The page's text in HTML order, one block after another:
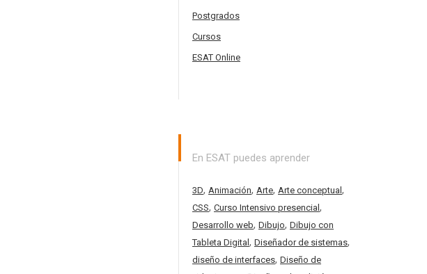
Postgrados
Cursos
ESAT Online
En ESAT puedes aprender
3D, Animación, Arte, Arte conceptual ,
CSS, Curso Intensivo presencial ,
Desarrollo web, Dibujo, Dibujo con
Tableta Digital , Diseñador de sistemas,
diseño de interfaces, Diseño de